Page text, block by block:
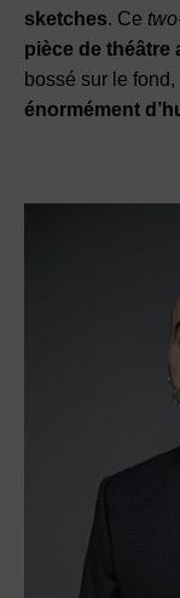
sketches. Ce
pièce de théâtre
bossé sur le
énormément